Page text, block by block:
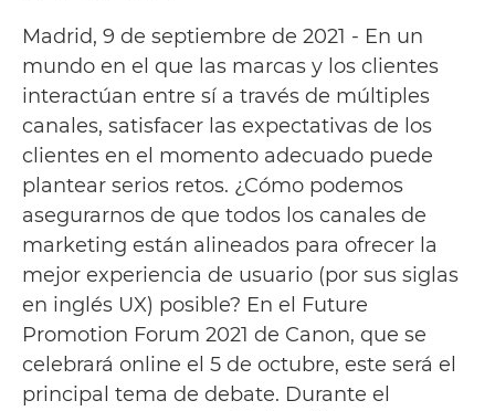
Madrid, 9 de septiembre de 2021 - En un
mundo en el que las marcas y los clientes
interactúan entre sí a través de múltiples
canales, satisfacer las expectativas de los
clientes en el momento adecuado puede
plantear serios retos. ¿Cómo podemos
asegurarnos de que todos los canales de
marketing están alineados para ofrecer la
mejor experiencia de usuario (por sus siglas
en inglés UX) posible? En el Future
Promotion Forum 2021 de Canon, que se
celebrará online el 5 de octubre, este será el
principal tema de debate. Durante el